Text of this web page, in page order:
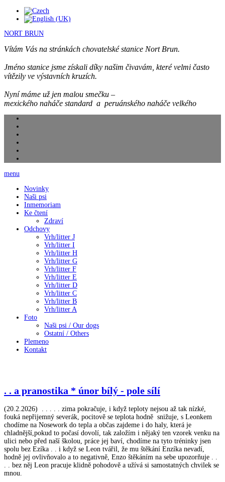
NORT BRUN
Vítám Vás na stránkách chovatelské stanice Nort Brun.
Jméno stanice jsme získali díky našim čivavám, které velmi často
vítězily ve výstavních kruzích.
Nyní máme už jen malou smečku –
mexického naháče standard a peruánského naháče velkého
menu
Novinky
Naši psi
Inmemoriam
Ke čtení
Zdraví
Odchovy
Vrh/litter J
Vrh/litter I
Vrh/litter H
Vrh/litter G
Vrh/litter F
Vrh/litter E
Vrh/litter D
Vrh/litter C
Vrh/litter B
Vrh/litter A
Foto
Naši psi / Our dogs
Ostatní / Others
Plemeno
Kontakt
. . a pranostika * únor bílý - pole sílí
(20.2.2026) . . . . . zima pokračuje, i když teploty nejsou až tak nízké,
fouká nepřijemný severák, pocitově se teplota hodně snižuje, s Leonkem
chodíme na Nosework do tepla a občas zajdeme i do haly, která je
chladnější,pokud to počasí dovolí, tak založím i nějaký ten vzorek venku na
ulici nebo před naší školou, práce jej baví, chodíme na tyto tréninky jsen
spolu bez Ezíka . . i když se Leon tvářil, že mu štěkání Enzíka nevadí,
hodně jej ovlivňovalo a to negativně, Enzo štěkáním na sebe upozorňuje . .
. . bez něj Leon pracuje klidně pohodově a užívá si samostatných chvilek se
mnou.